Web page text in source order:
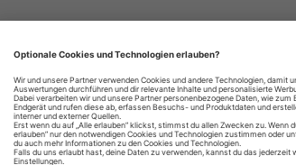
Privatsphäre-Einstellungen